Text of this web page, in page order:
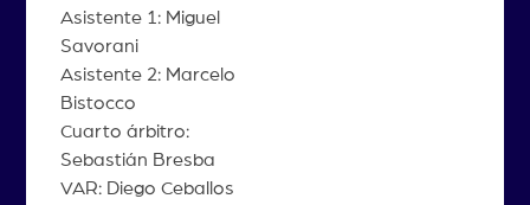
Asistente 1: Miguel
Savorani
Asistente 2: Marcelo
Bistocco
Cuarto árbitro:
Sebastián Bresba
VAR: Diego Ceballos